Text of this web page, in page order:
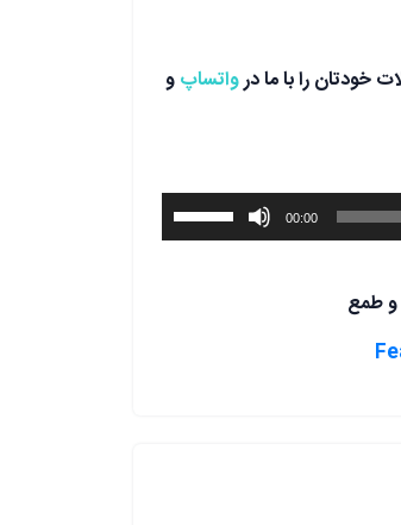
خودتان را با ما درواتساپو
00:00
طمع